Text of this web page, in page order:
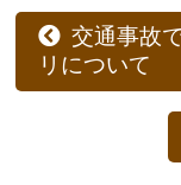
交通事故
リについて